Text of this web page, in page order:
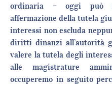
ordinaria – oggi può
affermazione della tutela
interessi non escluda
diritti dinanzi all’autorità
valere la tutela degli
alle magistrature
occuperemo in seguito